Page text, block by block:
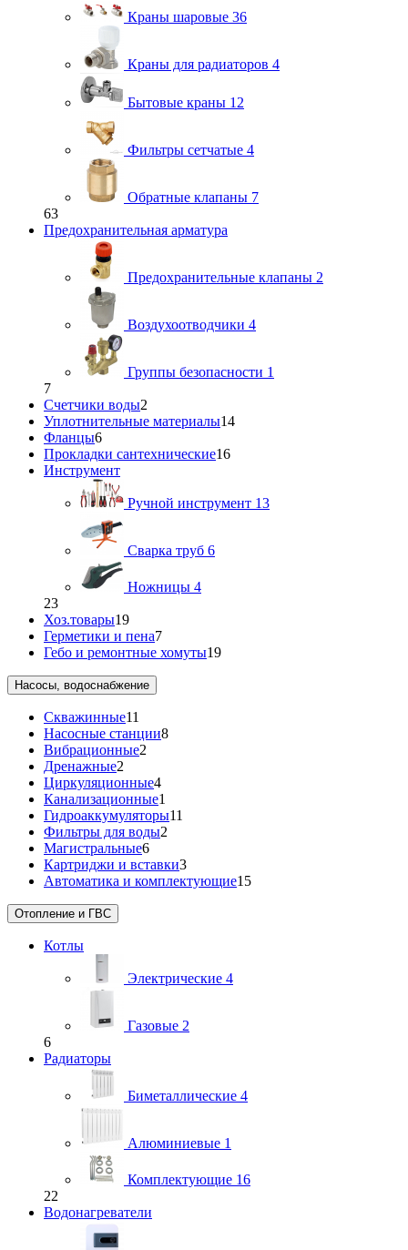
Краны шаровые 36
Краны для радиаторов 4
Бытовые краны 12
Фильтры сетчатые 4
Обратные клапаны 7
63
Предохранительная арматура
Предохранительные клапаны 2
Воздухоотводчики 4
Группы безопасности 1
7
Счетчики воды2
Уплотнительные материалы14
Фланцы6
Прокладки сантехнические16
Инструмент
Ручной инструмент 13
Сварка труб 6
Ножницы 4
23
Хоз.товары19
Герметики и пена7
Гебо и ремонтные хомуты19
Насосы, водоснабжение
Скважинные11
Насосные станции8
Вибрационные2
Дренажные2
Циркуляционные4
Канализационные1
Гидроаккумуляторы11
Фильтры для воды2
Магистральные6
Картриджи и вставки3
Автоматика и комплектующие15
Отопление и ГВС
Котлы
Электрические 4
Газовые 2
6
Радиаторы
Биметаллические 4
Алюминиевые 1
Комплектующие 16
22
Водонагреватели